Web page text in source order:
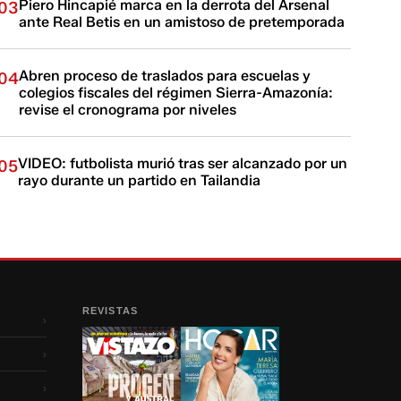
Piero Hincapié marca en la derrota del Arsenal
ante Real Betis en un amistoso de pretemporada
Abren proceso de traslados para escuelas y
colegios fiscales del régimen Sierra-Amazonía:
revise el cronograma por niveles
VIDEO: futbolista murió tras ser alcanzado por un
rayo durante un partido en Tailandia
›
›
›
REVISTAS